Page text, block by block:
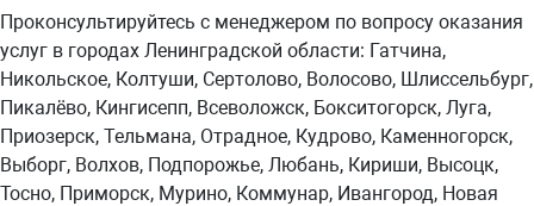
Проконсультируйтесь с менеджером по вопросу оказания
услуг в городах Ленинградской области: Гатчина,
Никольское, Колтуши, Сертолово, Волосово, Шлиссельбург,
Пикалёво, Кингисепп, Всеволожск, Бокситогорск, Луга,
Приозерск, Тельмана, Отрадное, Кудрово, Каменногорск,
Выборг, Волхов, Подпорожье, Любань, Кириши, Высоцк,
Тосно, Приморск, Мурино, Коммунар, Ивангород, Новая